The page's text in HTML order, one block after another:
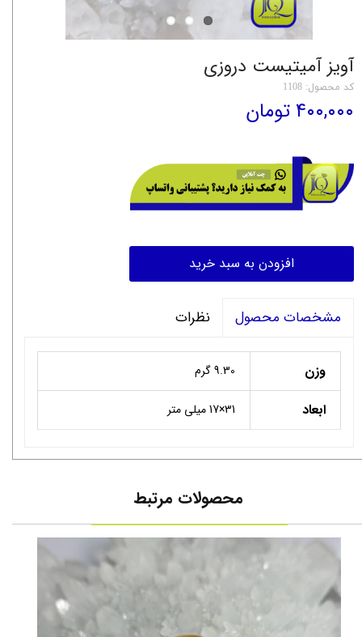
آویز آمیتیست دروزی
کد محصول: 1108
۴۰۰,۰۰۰ تومان
افزودن به سبد خرید
مشخصات محصول نظرات
وزن 9.30 گرم
ابعاد 31×17 میلی متر
محصولات مرتبط